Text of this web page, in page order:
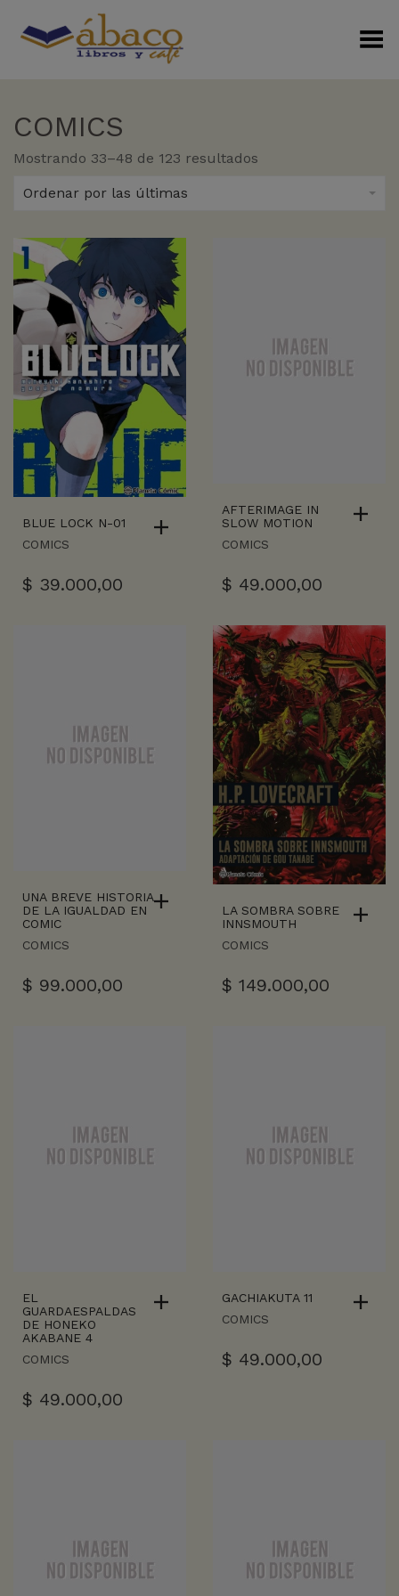
Menú Alterno
COMICS
Mostrando 33–48 de 123 resultados
Ordenar por las últimas
BLUE LOCK N-01
COMICS
$ 39.000,00
AFTERIMAGE IN
SLOW MOTION
COMICS
$ 49.000,00
UNA BREVE HISTORIA
DE LA IGUALDAD EN
COMIC
COMICS
$ 99.000,00
LA SOMBRA SOBRE
INNSMOUTH
COMICS
$ 149.000,00
EL
GUARDAESPALDAS
DE HONEKO
AKABANE 4
COMICS
$ 49.000,00
GACHIAKUTA 11
COMICS
$ 49.000,00